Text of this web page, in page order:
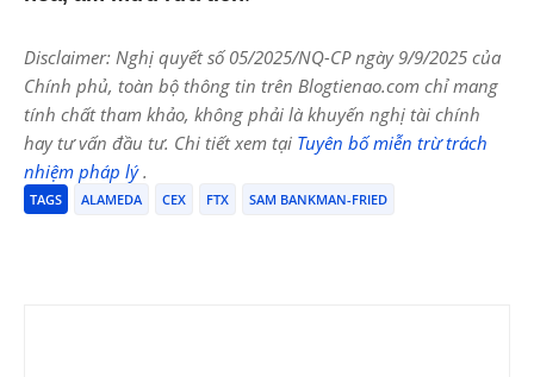
Disclaimer: Nghị quyết số 05/2025/NQ-CP ngày 9/9/2025 của
Chính phủ, toàn bộ thông tin trên Blogtienao.com chỉ mang
tính chất tham khảo, không phải là khuyến nghị tài chính
hay tư vấn đầu tư. Chi tiết xem tại Tuyên bố miễn trừ trách
nhiệm pháp lý.
TAGS ALAMEDA CEX FTX SAM BANKMAN-FRIED